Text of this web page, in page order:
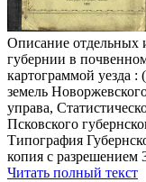
Описание отдельных
губернии в
картограммой уезда
земель
управа,
Псковского
Типография
копия с разрешением
Читать полный текст